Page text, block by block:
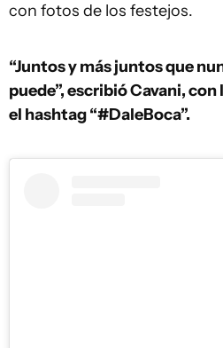
con fotos de los festejos.
“Juntos y más juntos que
puede”, escribió Cavani,
el hashtag “#DaleBoca”.